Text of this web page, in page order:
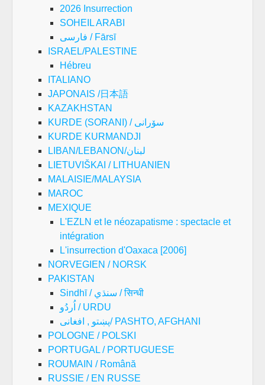
2026 Insurrection
SOHEIL ARABI
فارسی / Fārsī
ISRAEL/PALESTINE
Hébreu
ITALIANO
JAPONAIS /日本語
KAZAKHSTAN
KURDE (SORANI) / سۆرانی
KURDE KURMANDJI
LIBAN/LEBANON/لبنان
LIETUVIŠKAI / LITHUANIEN
MALAISIE/MALAYSIA
MAROC
MEXIQUE
L'EZLN et le néozapatisme : spectacle et
intégration
L'insurrection d'Oaxaca [2006]
NORVEGIEN / NORSK
PAKISTAN
Sindhī / سنڌي / सिन्धी
اُردُو / URDU
پښتو , افغانی/ PASHTO, AFGHANI
POLOGNE / POLSKI
PORTUGAL / PORTUGUESE
ROUMAIN / Română
RUSSIE / EN RUSSE